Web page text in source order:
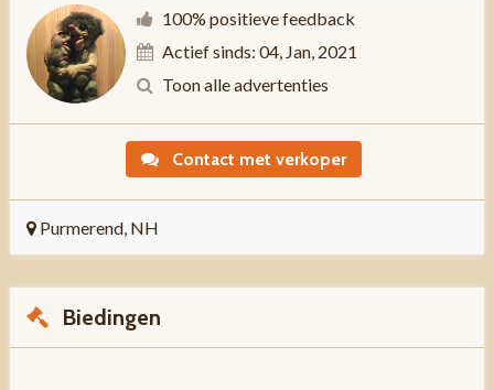
100% positieve feedback
Actief sinds: 04, Jan, 2021
Toon alle advertenties
Contact met verkoper
Purmerend, NH
Biedingen